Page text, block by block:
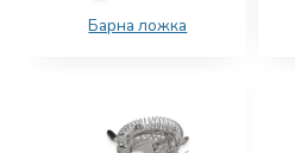
Барна ложка